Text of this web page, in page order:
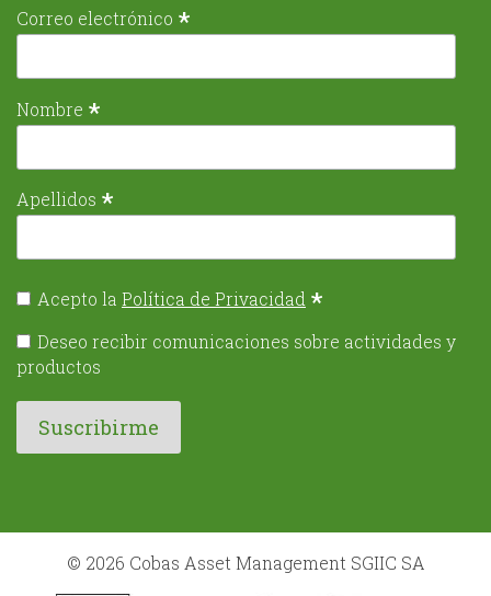
Correo electrónico *
Nombre *
Apellidos *
Acepto la Política de Privacidad *
Deseo recibir comunicaciones sobre actividades y
productos
© 2026 Cobas Asset Management SGIIC SA